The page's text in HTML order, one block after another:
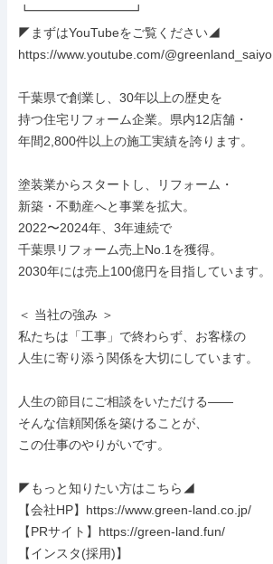
┗━━━━━━━━┛
◤まずはYouTubeをご覧ください◢
https://www.youtube.com/@greenland_saiyo
千葉県で創業し、30年以上の歴史を
持つ住宅リフォーム企業。県内12店舗・
年間2,800件以上の施工実績を誇ります。
塗装業からスタートし、リフォーム・
新築・不動産へと事業を拡大。
2022〜2024年、3年連続で
千葉県リフォーム売上No.1を獲得。
2030年には売上100億円を目指しています。
＜ 当社の強み ＞
私たちは「工事」で終わらず、お客様の
人生に寄り添う関係を大切にしています。
人生の節目にご相談をいただける――
そんな信頼関係を築けることが、
この仕事のやりがいです。
◤もっと知りたい方はこちら◢
【会社HP】https://www.green-land.co.jp/
【PRサイト】https://green-land.fun/
【インスタ(採用)】